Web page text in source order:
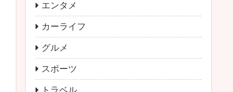
エンタメ
カーライフ
グルメ
スポーツ